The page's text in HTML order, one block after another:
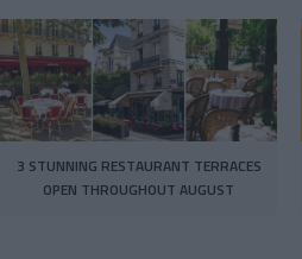
3 STUNNING RESTAURANT TERRACES
OPEN THROUGHOUT AUGUST